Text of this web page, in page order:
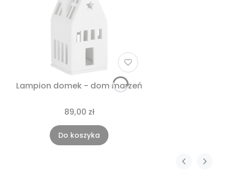
Lampion domek - dom marzeń
89,00 zł
Do koszyka